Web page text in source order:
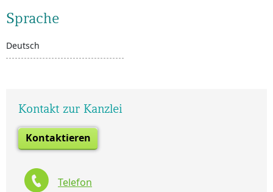
Sprache
Deutsch
Kontakt zur Kanzlei
Kontaktieren
Telefon